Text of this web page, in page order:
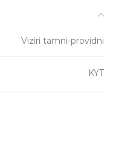
Viziri tamni-providni
KYT